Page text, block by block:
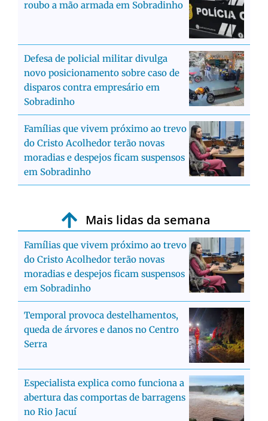
roubo a mão armada em Sobradinho
Defesa de policial militar divulga
novo posicionamento sobre caso de
disparos contra empresário em
Sobradinho
Famílias que vivem próximo ao trevo
do Cristo Acolhedor terão novas
moradias e despejos ficam suspensos
em Sobradinho
Mais lidas da semana
Famílias que vivem próximo ao trevo
do Cristo Acolhedor terão novas
moradias e despejos ficam suspensos
em Sobradinho
Temporal provoca destelhamentos,
queda de árvores e danos no Centro
Serra
Especialista explica como funciona a
abertura das comportas de barragens
no Rio Jacuí